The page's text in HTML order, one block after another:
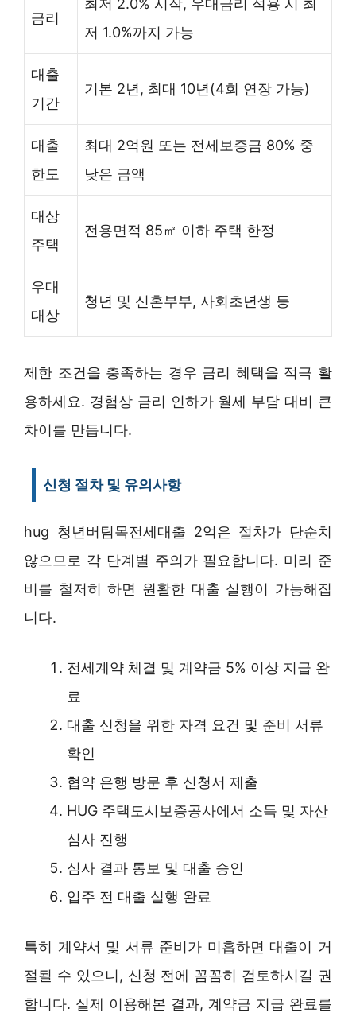
금리
저 1.0%까지 가능
대출
기간
기본 2년, 최대 10년(4회 연장 가능)
대출
한도
최대 2억원 또는 전세보증금 80% 중
낮은 금액
대상
주택
전용면적 85㎡ 이하 주택 한정
우대
대상
청년 및 신혼부부, 사회초년생 등
제한 조건을 충족하는 경우 금리 혜택을 적극 활
용하세요. 경험상 금리 인하가 월세 부담 대비 큰
차이를 만듭니다.
신청 절차 및 유의사항
hug 청년버팀목전세대출 2억은 절차가 단순치
않으므로 각 단계별 주의가 필요합니다. 미리 준
비를 철저히 하면 원활한 대출 실행이 가능해집
니다.
전세계약 체결 및 계약금 5% 이상 지급 완
료
대출 신청을 위한 자격 요건 및 준비 서류
확인
협약 은행 방문 후 신청서 제출
HUG 주택도시보증공사에서 소득 및 자산
심사 진행
심사 결과 통보 및 대출 승인
입주 전 대출 실행 완료
특히 계약서 및 서류 준비가 미흡하면 대출이 거
절될 수 있으니, 신청 전에 꼼꼼히 검토하시길 권
합니다. 실제 이용해본 결과, 계약금 지급 완료를